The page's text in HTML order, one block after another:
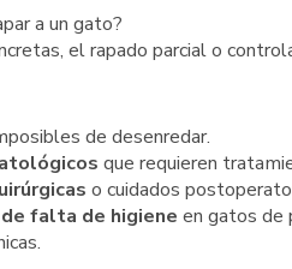
a un gato?
el rapado parcial o
de desenredar.
que requieren
o cuidados
falta de higiene en gatos de